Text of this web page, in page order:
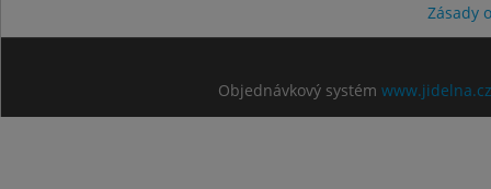
Zásady
Objednávkový systém www.jidelna.cz